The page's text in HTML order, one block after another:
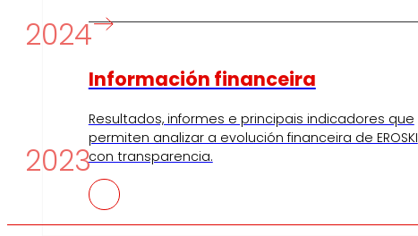
Información financeira
Resultados, informes e principais indicadores que
permiten analizar a evolución financeira de EROSKI
con transparencia.
2024
2023